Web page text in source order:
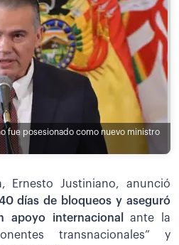
fue posesionado como nuevo ministro
Ernesto Justiniano, anunció
días de bloqueos y aseguró
apoyo internacional
ante la
transnacionales” y